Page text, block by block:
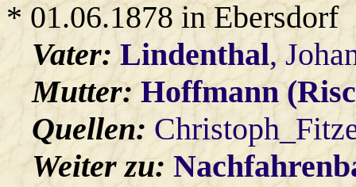
* 01.06.1878 in Ebersdorf
Vater:Lindenthal,
Mutter:Hoffmann
Quellen:
Weiter zu: